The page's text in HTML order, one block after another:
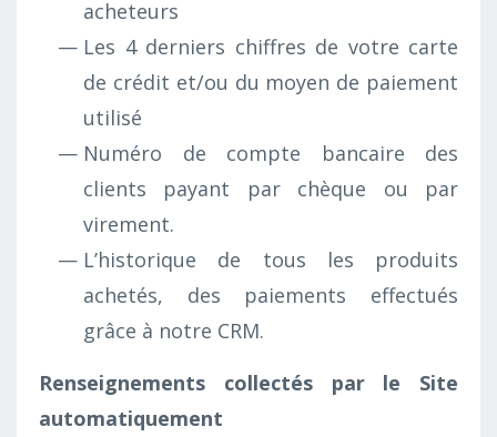
acheteurs
Les 4 derniers chiffres de votre carte
de crédit et/ou du moyen de paiement
utilisé
Numéro de compte bancaire des
clients payant par chèque ou par
virement.
L’historique de tous les produits
achetés, des paiements effectués
grâce à notre CRM.
Renseignements collectés par le Site
automatiquement